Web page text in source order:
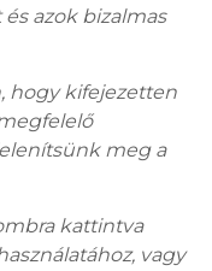
azok bizalmas
hogy kifejezetten
meg a
kattintva
vagy